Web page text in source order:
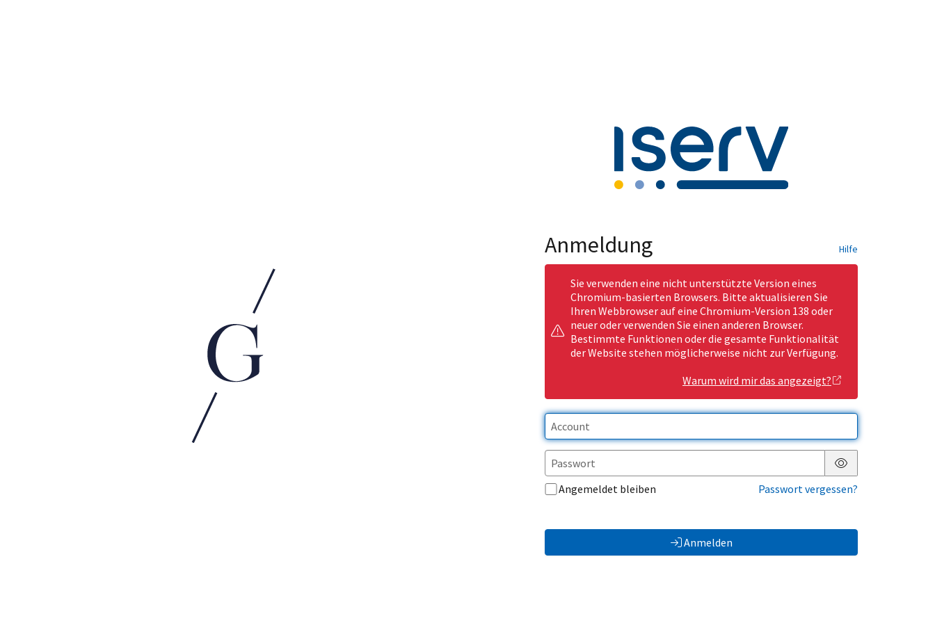
Anmeldung Hilfe
Sie verwenden eine nicht unterstützte Version eines
Chromium-basierten Browsers. Bitte aktualisieren Sie
Ihren Webbrowser auf eine Chromium-Version 138 oder
neuer oder verwenden Sie einen anderen Browser.
Bestimmte Funktionen oder die gesamte Funktionalität
der Website stehen möglicherweise nicht zur Verfügung.
Warum wird mir das angezeigt?
Passwort anzeigen
Angemeldet bleiben
Passwort vergessen?
Anmelden